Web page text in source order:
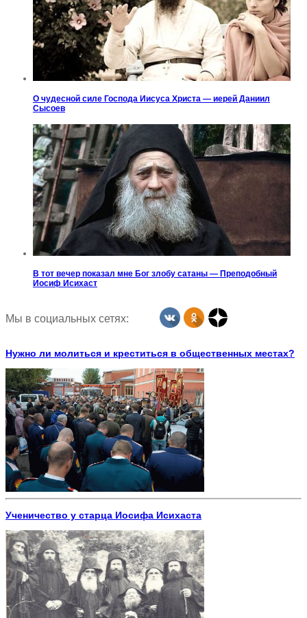
О чудесной силе Господа Иисуса Христа — иерей Даниил
Сысоев
В тот вечер показал мне Бог злобу сатаны — Преподобный
Иосиф Исихаст
Мы в социальных сетях:
Нужно ли молиться и креститься в общественных местах?
Ученичество у старца Иосифа Исихаста